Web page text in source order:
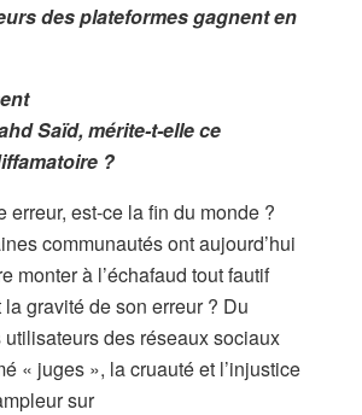
des plateformes gagnent en
Saïd, mérite-t-elle ce
?
erreur, est-ce la fin du monde ?
communautés ont aujourd’hui
monter à l’échafaud tout fautif
gravité de son erreur ? Du
utilisateurs des réseaux sociaux
« juges », la cruauté et l’injustice
sur